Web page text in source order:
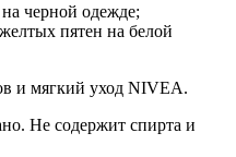
черной одежде;
пятен на белой
и мягкий уход NIVEA.
Не содержит спирта и